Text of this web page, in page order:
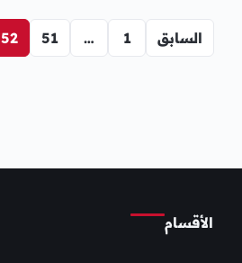
السابق 1
…
51
52
الأقسام